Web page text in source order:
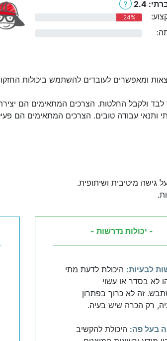
2.4
?
24%
ומאפשרים לעובדים להשתמש ביכולות
ולקבל החלטות. הצרכים המתאימים הם
ותנאי עבודה טובים. הצרכים המתאימים הם
גישה מיטיבית ושיתופית.
- יכולות נדרשות -
לבעיות: היכולת לדעת מתי
לא בסדר או עשוי
זה לא כרוך בפתרון
רק הכרה שיש בעיה.
בעל פה: היכולת להקשיב